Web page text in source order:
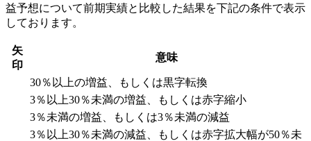
益予想について前期実績と比較した結果を下記の条件で表示
しております。
矢
印
意味
30％以上の増益、もしくは黒字転換
3％以上30％未満の増益、もしくは赤字縮小
3％未満の増益、もしくは3％未満の減益
3％以上30％未満の減益、もしくは赤字拡大幅が50％未